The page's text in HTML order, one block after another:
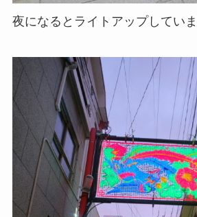
夜になるとライトアップしていま